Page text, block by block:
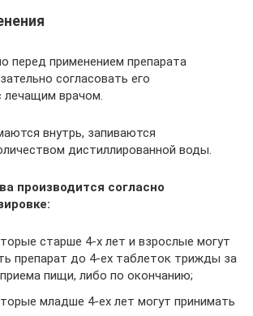
перед применением препарата
согласовать его
лечащим врачом.
внутрь, запиваются
дистиллированной воды.
производится согласно
старше 4-х лет и взрослые могут
препарат до 4-ех таблеток трижды за
пищи, либо по окончанию;
младше 4-ех лет могут принимать